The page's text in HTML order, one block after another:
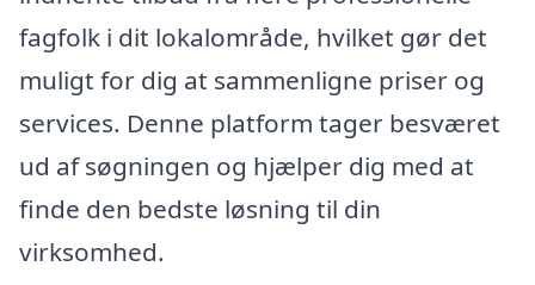
fagfolk i dit lokalområde, hvilket gør det
muligt for dig at sammenligne priser og
services. Denne platform tager besværet
ud af søgningen og hjælper dig med at
finde den bedste løsning til din
virksomhed.